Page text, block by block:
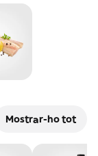
Mostrar-ho tot